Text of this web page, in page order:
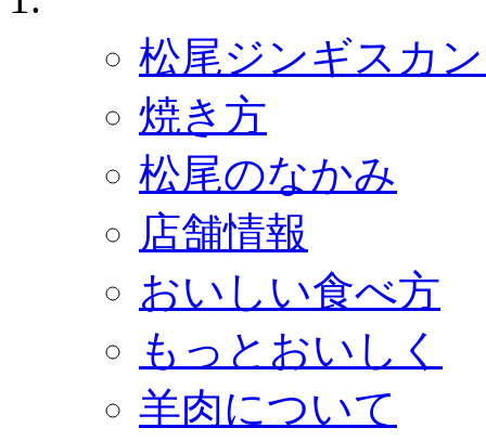
松尾ジンギスカ
焼き方
松尾のなかみ
店舗情報
おいしい食べ方
もっとおいしく
羊肉について